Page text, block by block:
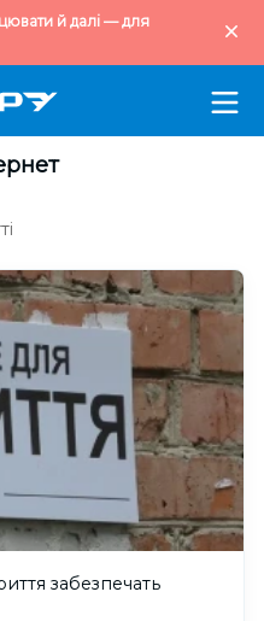
й далі — для
забезпечать